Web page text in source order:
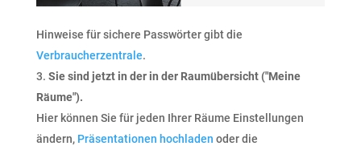
Hinweise für sichere Passwörter gibt die
Verbraucherzentrale.
Sie sind jetzt in der in der Raumübersicht ("Meine
Räume").
Hier können Sie für jeden Ihrer Räume Einstellungen
ändern, Präsentationen hochladen oder die